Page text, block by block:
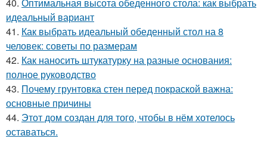
идеальный вариант
41. Как выбрать идеальный обеденный стол на 8
человек: советы по размерам
42. Как наносить штукатурку на разные основания:
полное руководство
43. Почему грунтовка стен перед покраской важна:
основные причины
44. Этот дом создан для того, чтобы в нём хотелось
оставаться.